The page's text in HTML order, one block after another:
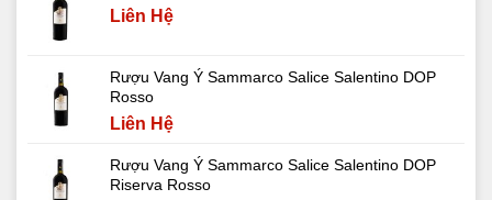
Liên Hệ
Rượu Vang Ý Sammarco Salice Salentino DOP
Rosso
Liên Hệ
Rượu Vang Ý Sammarco Salice Salentino DOP
Riserva Rosso